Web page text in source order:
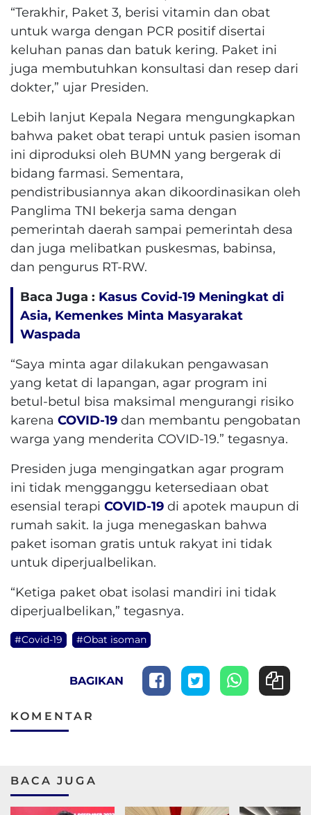
“Terakhir, Paket 3, berisi vitamin dan obat
untuk warga dengan PCR positif disertai
keluhan panas dan batuk kering. Paket ini
juga membutuhkan konsultasi dan resep dari
dokter,” ujar Presiden.
Lebih lanjut Kepala Negara mengungkapkan
bahwa paket obat terapi untuk pasien isoman
ini diproduksi oleh BUMN yang bergerak di
bidang farmasi. Sementara,
pendistribusiannya akan dikoordinasikan oleh
Panglima TNI bekerja sama dengan
pemerintah daerah sampai pemerintah desa
dan juga melibatkan puskesmas, babinsa,
dan pengurus RT-RW.
Baca Juga : Kasus Covid-19 Meningkat di
Asia, Kemenkes Minta Masyarakat
Waspada
“Saya minta agar dilakukan pengawasan
yang ketat di lapangan, agar program ini
betul-betul bisa maksimal mengurangi risiko
karena COVID-19 dan membantu pengobatan
warga yang menderita COVID-19.” tegasnya.
Presiden juga mengingatkan agar program
ini tidak mengganggu ketersediaan obat
esensial terapi COVID-19 di apotek maupun di
rumah sakit. Ia juga menegaskan bahwa
paket isoman gratis untuk rakyat ini tidak
untuk diperjualbelikan.
“Ketiga paket obat isolasi mandiri ini tidak
diperjualbelikan,” tegasnya.
#Covid-19 #Obat isoman
BAGIKAN
KOMENTAR
BACA JUGA